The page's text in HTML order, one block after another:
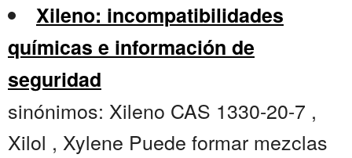
Xileno: incompatibilidades
químicas e información de
seguridad
sinónimos: Xileno CAS 1330-20-7 ,
Xilol , Xylene Puede formar mezclas